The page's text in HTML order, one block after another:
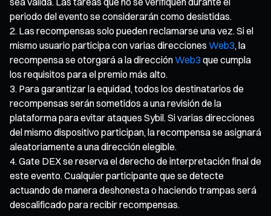
periodo del evento se considerarán como desistidas.
Las recompensas solo pueden reclamarse una vez. Si el
mismo usuario participa con varias direcciones Web3, la
recompensa se otorgará a la direcciónWeb3 que cumpla
los requisitos para el premio más alto.
Para garantizar la equidad, todos los destinatarios de
recompensas serán sometidos a una revisión de la
plataforma para evitar ataques Sybil. Si varias direcciones
del mismo dispositivo participan, la recompensa se asignará
aleatoriamente a una dirección elegible.
Gate DEX se reserva el derecho de interpretación final de
este evento. Cualquier participante que se detecte
actuando de manera deshonesta o haciendo trampas será
descalificado para recibir recompensas.